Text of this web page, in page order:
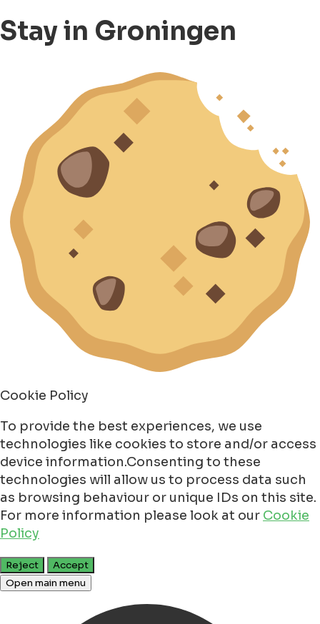
Stay in Groningen
Cookie Policy
To provide the best experiences, we use
technologies like cookies to store and/or access
device information.Consenting to these
technologies will allow us to process data such
as browsing behaviour or unique IDs on this site.
For more information please look at our Cookie
Policy
Reject
Accept
Open main menu